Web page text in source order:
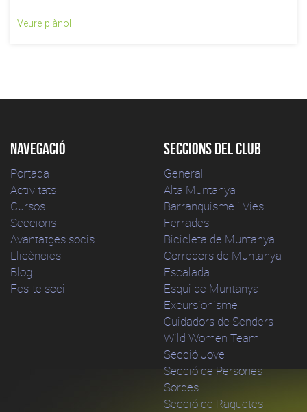
Veure plànol
Navegació
Portada
Activitats
Cursos
Seccions
Avantatges socis
Llicències
Blog
Fes-te soci
Seccions del club
General
Alta Muntanya
Barranquisme i Vies
Ferrades
Bicicleta de Muntanya
Corredors de Muntanya
Escalada
Esqui de Muntanya
Excursionisme
Cuidadors de Senders
Wild Women Team
Secció Jove
Secció de Persones
Sordes
Secció de Raquetes